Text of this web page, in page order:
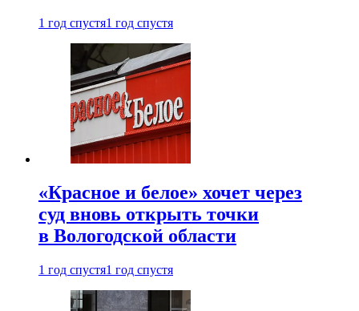
1 год спустя1 год спустя
«Красное и белое» хочет через
суд вновь открыть точки
в Вологодской области
1 год спустя1 год спустя